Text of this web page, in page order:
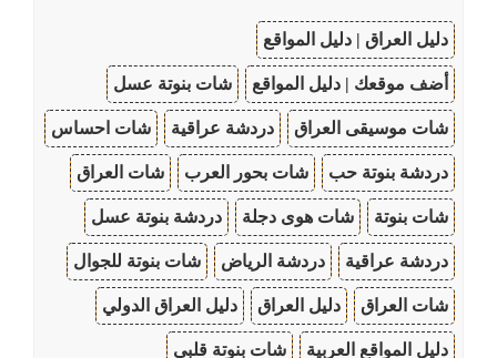
دليل العراق | دليل المواقع
أضف موقعك | دليل المواقع شات بنوتة عسل
شات موسيقى العراق دردشة عراقية شات احساس
دردشة بنوتة حب شات بحور العرب شات العراق
شات بنوتة شات هوى دجلة دردشة بنوتة عسل
دردشة عراقية دردشة الرياض شات بنوتة للجوال
شات العراق دليل العراق دليل العراق الدولي
دليل المواقع العربية شات بنوتة قلبي